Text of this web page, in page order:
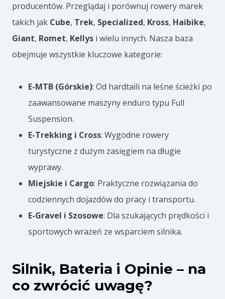
u
o
producentów. Przeglądaj i porównuj rowery marek
takich jak Cube, Trek, Specialized, Kross, Haibike,
Giant, Romet, Kellys i wielu innych. Nasza baza
obejmuje wszystkie kluczowe kategorie:
E-MTB (Górskie): Od hardtaili na leśne ścieżki po
zaawansowane maszyny enduro typu Full
Suspension.
E-Trekking i Cross: Wygodne rowery
turystyczne z dużym zasięgiem na długie
wyprawy.
Miejskie i Cargo: Praktyczne rozwiązania do
codziennych dojazdów do pracy i transportu.
E-Gravel i Szosowe: Dla szukających prędkości i
sportowych wrażeń ze wsparciem silnika.
Silnik, Bateria i Opinie – na
co zwrócić uwagę?